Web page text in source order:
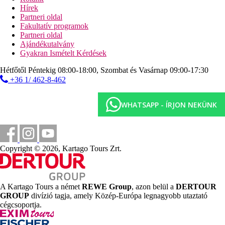
Étkezés
Félpanzió
Reggeli és vacsora büfé.
Teljes ellátás Plusz
Reggeli, ebéd és vacsora büférendszerben (ebéd a
szomszédos HSM Atlantik Park szállodában)
Válogatott üdítő- és alkoholos italok a főétkezéshez
(maximum 3 ital ebéd vagy vacsora közben) benne
vannak az árban
Mester
Weboldal
www.saintmichel.net
Fogyatékkal élők számára
kérésre 1 kétágyas szoba mozgáskorlátozottak számára
átalakítva
akadálymentes közlekedés a szálloda területén
a medence használata nem akadálymentes
Hírek
Partneri oldal
Fakultatív programok
Partneri oldal
Ajándékutalvány
Gyakran Ismételt Kérdések
Hétfőtől Péntekig 08:00-18:00, Szombat és Vasárnap 09:00-17:30
+36 1/ 462-8-462
WHATSAPP - ÍRJON NEKÜNK
Copyright © 2026, Kartago Tours Zrt.
A Kartago Tours a német REWE Group, azon belül a DERTOUR
GROUP divízió tagja, amely Közép-Európa legnagyobb utaztató
cégcsoportja.